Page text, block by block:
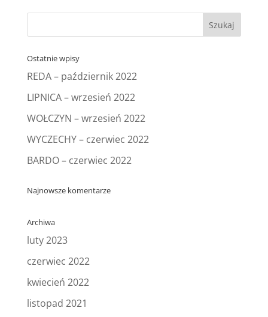
c
e
b
o
o
k
itt
er
Ostatnie wpisy
REDA – październik 2022
LIPNICA – wrzesień 2022
WOŁCZYN – wrzesień 2022
WYCZECHY – czerwiec 2022
BARDO – czerwiec 2022
Najnowsze komentarze
Archiwa
luty 2023
czerwiec 2022
kwiecień 2022
listopad 2021